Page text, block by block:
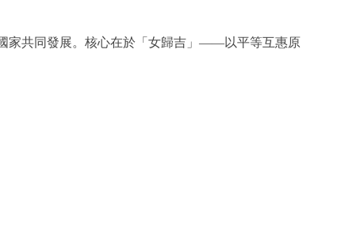
家共同發展。核心在於「女歸吉」——以平等互惠原